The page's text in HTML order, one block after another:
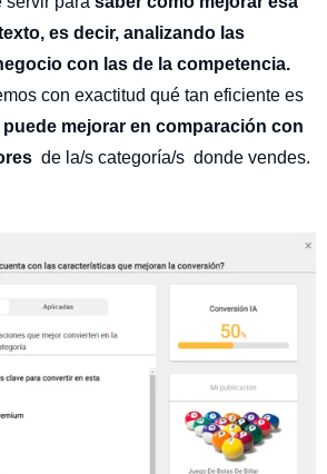
es decir, analizando las
con las de la competencia.
con exactitud qué tan eficiente es
mejorar en comparación con
de la/s categoría/s donde vendes.